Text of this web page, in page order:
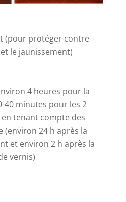
(pour protéger contre
le jaunissement)
4 heures pour la
40 minutes pour les 2
tenant compte des
(environ 24 h après la
et environ 2 h après la
vernis)